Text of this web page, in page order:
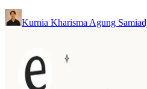
Kurnia Kharisma Agung